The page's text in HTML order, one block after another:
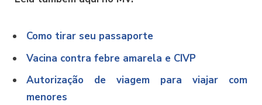
Como tirar seu passaporte
Vacina contra febre amarela e CIVP
Autorização de viagem para viajar com
menores